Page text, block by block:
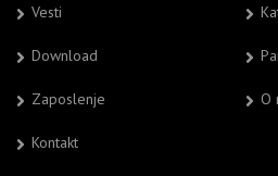
Vesti
Download
Zaposlenje O
Kontakt